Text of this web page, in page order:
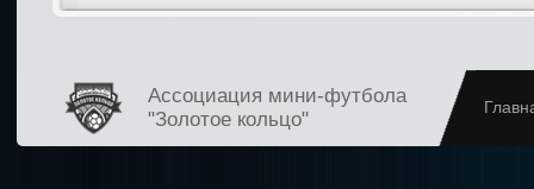
Ассоциация мини-футбола
"Золотое кольцо"